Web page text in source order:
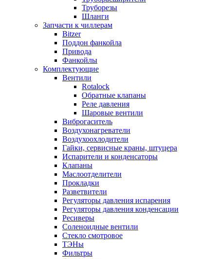
Труборезы
Шланги
Запчасти к чиллерам
Bitzer
Поддон фанкойла
Привода
Фанкойлы
Комплектующие
Вентили
Rotalock
Обратные клапаны
Реле давления
Шаровые вентили
Виброгаситель
Воздухонагреватели
Воздухоохлодители
Гайки, сервисные краны, штуцера
Испарители и конденсаторы
Клапаны
Маслоотделители
Прокладки
Разветвители
Регуляторы давления испарения
Регуляторы давления конденсации
Ресиверы
Соленоидные вентили
Стекло смотровое
ТЭНы
Фильтры